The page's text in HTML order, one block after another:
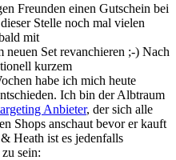
Freunden einen Gutschein bei
Stelle noch mal vielen
mit
Set revanchieren ;-) Nach
kurzem
habe ich mich heute
Ich bin der Albtraum
Anbieter, der sich alle
Shops anschaut bevor er kauft
Heath ist es jedenfalls
sein: